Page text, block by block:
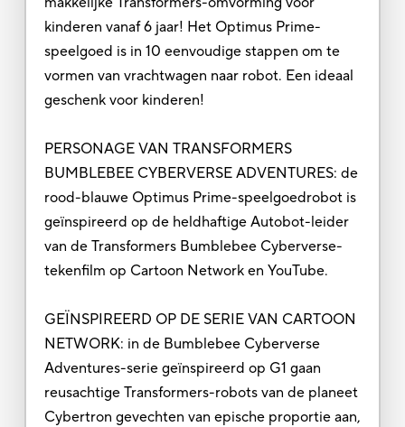
kinderen vanaf 6 jaar! Het Optimus Prime-
speelgoed is in 10 eenvoudige stappen om te
vormen van vrachtwagen naar robot. Een ideaal
geschenk voor kinderen!
PERSONAGE VAN TRANSFORMERS
BUMBLEBEE CYBERVERSE ADVENTURES: de
rood-blauwe Optimus Prime-speelgoedrobot is
geïnspireerd op de heldhaftige Autobot-leider
van de Transformers Bumblebee Cyberverse-
tekenfilm op Cartoon Network en YouTube.
GEÏNSPIREERD OP DE SERIE VAN CARTOON
NETWORK: in de Bumblebee Cyberverse
Adventures-serie geïnspireerd op G1 gaan
reusachtige Transformers-robots van de planeet
Cybertron gevechten van epische proportie aan,